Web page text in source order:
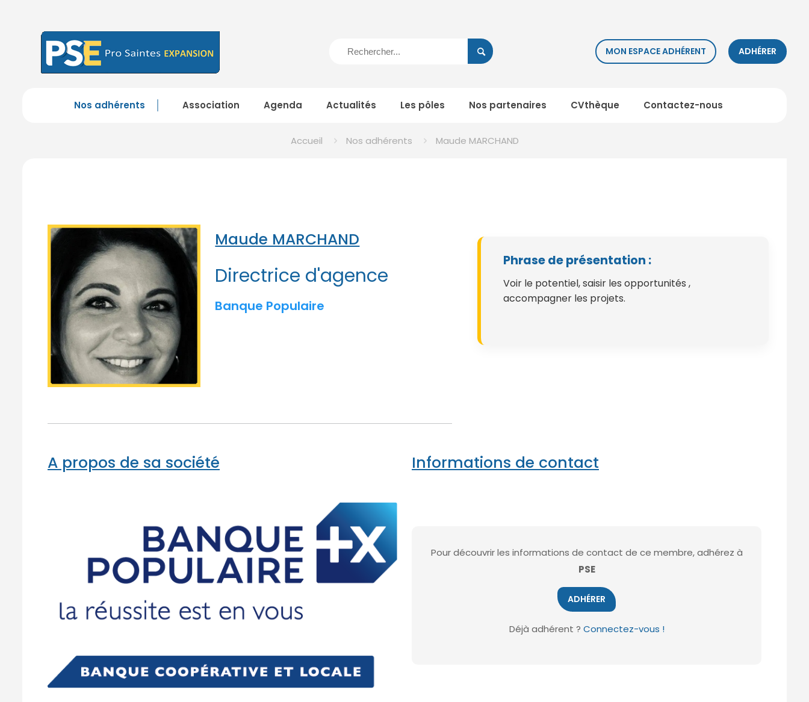
MON ESPACE ADHÉRENT ADHÉRER
Nos adhérents Association Agenda Actualités Les pôles Nos partenaires CVthèque Contactez-nous
Accueil Nos adhérents Maude MARCHAND
Maude MARCHAND
Directrice d'agence
Banque Populaire
Phrase de présentation :
Voir le potentiel, saisir les opportunités ,
accompagner les projets.
A propos de sa société Informations de contact
Pour découvrir les informations de contact de ce membre, adhérez à
PSE
ADHÉRER
Déjà adhérent ? Connectez-vous !